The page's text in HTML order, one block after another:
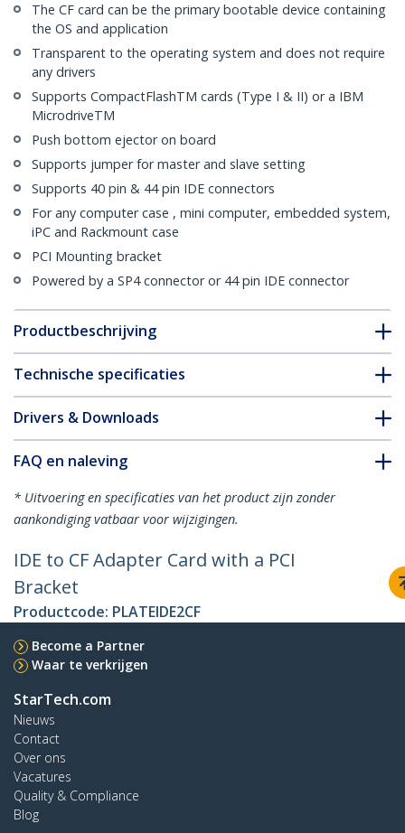
The CF card can be the primary bootable device containing
the OS and application
Transparent to the operating system and does not require
any drivers
Supports CompactFlashTM cards (Type I & II) or a IBM
MicrodriveTM
Push bottom ejector on board
Supports jumper for master and slave setting
Supports 40 pin & 44 pin IDE connectors
For any computer case , mini computer, embedded system,
iPC and Rackmount case
PCI Mounting bracket
Powered by a SP4 connector or 44 pin IDE connector
Productbeschrijving
Technische specificaties
Drivers & Downloads
FAQ en naleving
* Uitvoering en specificaties van het product zijn zonder
aankondiging vatbaar voor wijzigingen.
IDE to CF Adapter Card with a PCI
Bracket
Productcode: PLATEIDE2CF
Become a Partner
Waar te verkrijgen
StarTech.com
Nieuws
Contact
Over ons
Vacatures
Quality & Compliance
Blog